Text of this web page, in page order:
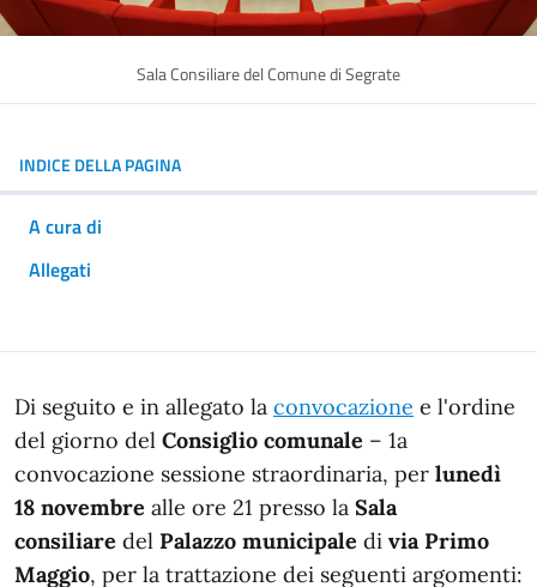
Sala Consiliare del Comune di Segrate
INDICE DELLA PAGINA
A cura di
Allegati
In dettaglio
Di seguito e in allegato la convocazione e l'ordine
del giorno del Consiglio comunale – 1a
convocazione sessione straordinaria, per lunedì
18 novembre alle ore 21 presso la Sala
consiliare del Palazzo municipale di via Primo
Maggio, per la trattazione dei seguenti argomenti: